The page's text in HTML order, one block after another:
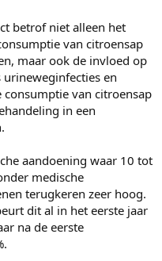
betrof niet alleen het
van citroensap
maar ook de invloed op
en
van citroensap
in een
aandoening waar 10 tot
medische
terugkeren zeer hoog.
dit al in het eerste jaar
na de eerste